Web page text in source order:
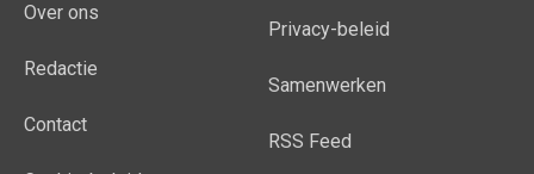
Over ons
Redactie
Contact
Privacy-beleid
Samenwerken
RSS Feed